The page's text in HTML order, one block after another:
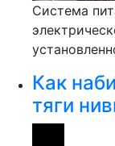
Система
Как
тяги